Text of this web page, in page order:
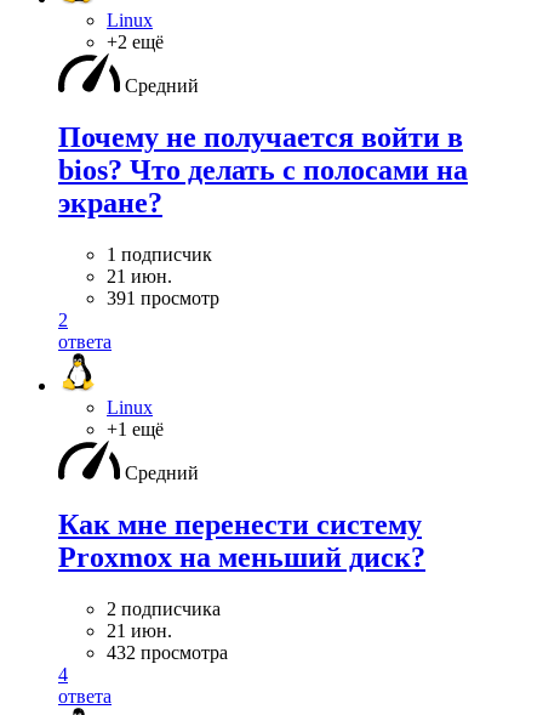
Linux
+2 ещё
Средний
Почему не получается войти в
bios? Что делать с полосами на
экране?
1 подписчик
21 июн.
391 просмотр
2
ответа
Linux
+1 ещё
Средний
Как мне перенести систему
Proxmox на меньший диск?
2 подписчика
21 июн.
432 просмотра
4
ответа